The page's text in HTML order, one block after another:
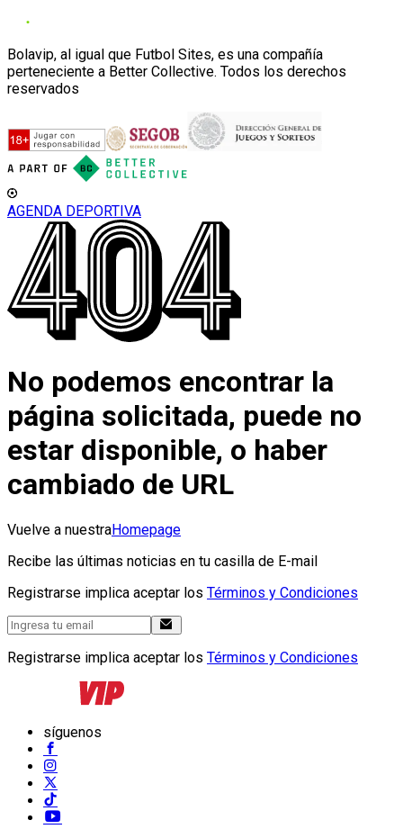
Bolavip, al igual que Futbol Sites, es una compañía
perteneciente a Better Collective. Todos los derechos
reservados
AGENDA DEPORTIVA
No podemos encontrar la
página solicitada, puede no
estar disponible, o haber
cambiado de URL
Vuelve a nuestraHomepage
Recibe las últimas noticias en tu casilla de E-mail
Registrarse implica aceptar los Términos y Condiciones
Registrarse implica aceptar los Términos y Condiciones
síguenos